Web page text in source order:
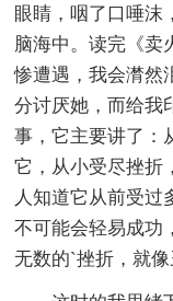
眼睛，咽了口唾沫
脑海中。读完《卖
惨遭遇，我会潸然
分讨厌她，而给我
事，它主要讲了：
它，从小受尽挫折
人知道它从前受过
不可能会轻易成功
无数的`挫折，就